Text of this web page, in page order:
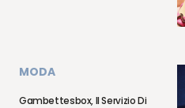
MODA
Gambettesbox, Il Servizio Di